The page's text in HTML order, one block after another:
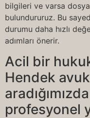
bilgileri ve varsa
bulundururuz. Bu
durumu daha hızlı
adımları önerir.
Acil bir
Hendek
profesyonel